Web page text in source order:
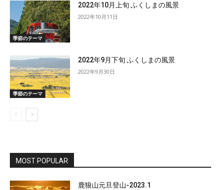
季節のテーマ
2022年10月上旬 ふくしまの風景
2022年10月11日
季節のテーマ
2022年9月下旬 ふくしまの風景
2022年9月30日
MOST POPULAR
鹿狼山元旦登山-2023.1